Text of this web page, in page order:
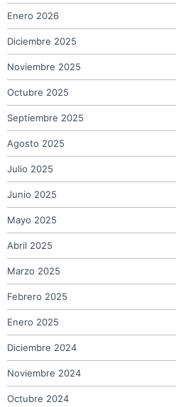
Enero 2026
Diciembre 2025
Noviembre 2025
Octubre 2025
Septiembre 2025
Agosto 2025
Julio 2025
Junio 2025
Mayo 2025
Abril 2025
Marzo 2025
Febrero 2025
Enero 2025
Diciembre 2024
Noviembre 2024
Octubre 2024